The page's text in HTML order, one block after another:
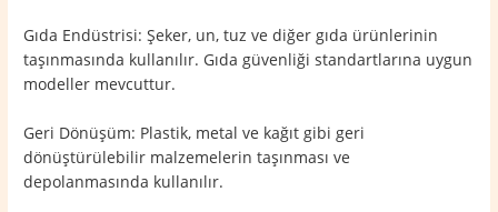
Gıda Endüstrisi: Şeker, un, tuz ve diğer gıda ürünlerinin
taşınmasında kullanılır. Gıda güvenliği standartlarına uygun
modeller mevcuttur.
Geri Dönüşüm: Plastik, metal ve kağıt gibi geri
dönüştürülebilir malzemelerin taşınması ve
depolanmasında kullanılır.